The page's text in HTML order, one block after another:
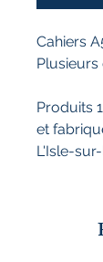
Cahiers
Plusieurs
Produits
et
L'Isle-